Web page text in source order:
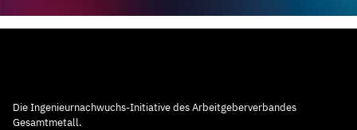
Die Ingenieurnachwuchs-Initiative des Arbeitgeberverbandes
Gesamtmetall.